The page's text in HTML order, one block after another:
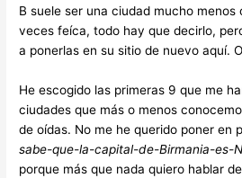
B suele ser una ciudad mucho menos
veces feíca, todo hay que decirlo,
a ponerlas en su sitio de nuevo aquí.
He escogido las primeras 9 que me
ciudades que más o menos
de oídas. No me he querido poner en
sabe-que-la-capital-de-Birmania-es-
porque más que nada quiero hablar